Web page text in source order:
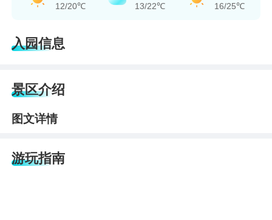
12/20℃ 13/22℃ 16/25℃
入园信息
景区介绍
图文详情
游玩指南